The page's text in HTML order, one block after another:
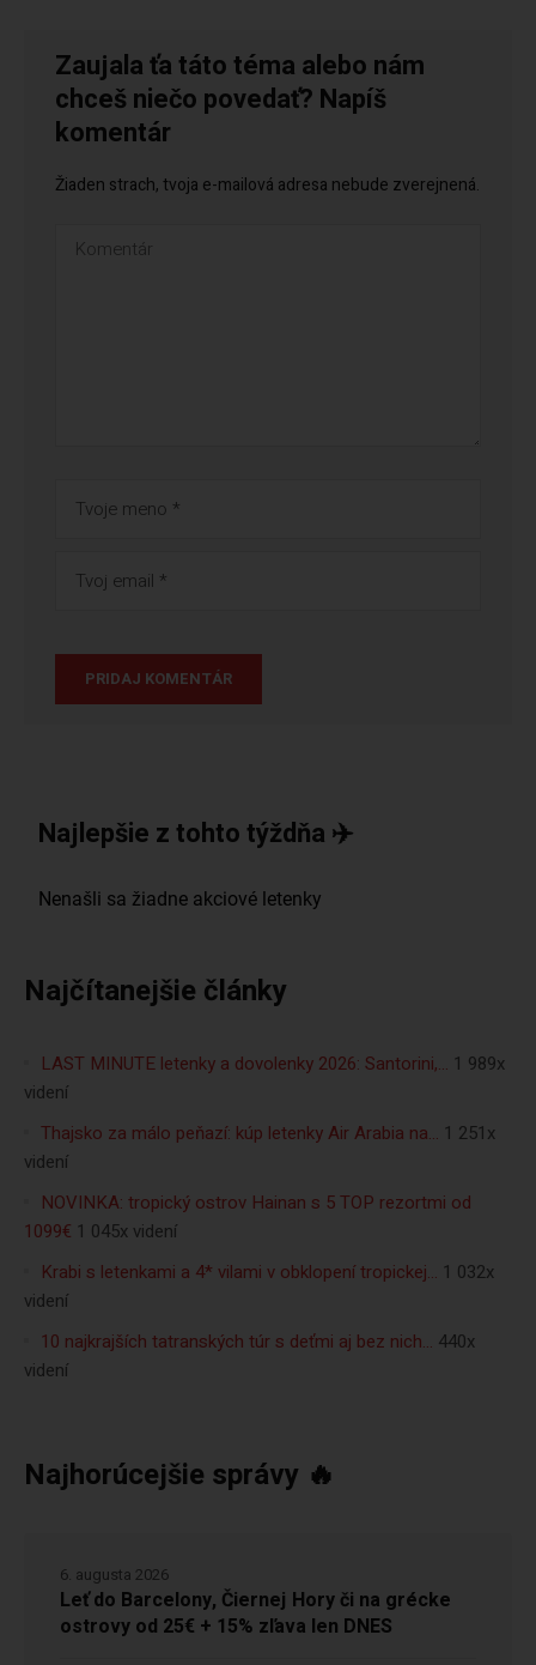
Zaujala ťa táto téma alebo nám
chceš niečo povedať? Napíš
komentár
Žiaden strach, tvoja e-mailová adresa nebude zverejnená.
Najlepšie z tohto týždňa ✈️
Najčítanejšie články
LAST MINUTE letenky a dovolenky 2026: Santorini,… 1 989x
videní
Thajsko za málo peňazí: kúp letenky Air Arabia na… 1 251x
videní
NOVINKA: tropický ostrov Hainan s 5 TOP rezortmi od
1099€ 1 045x videní
Krabi s letenkami a 4* vilami v obklopení tropickej… 1 032x
videní
10 najkrajších tatranských túr s deťmi aj bez nich… 440x
videní
Najhorúcejšie správy 🔥
Leť do Barcelony, Čiernej Hory či na grécke
ostrovy od 25€ + 15% zľava len DNES
6. augusta 2026